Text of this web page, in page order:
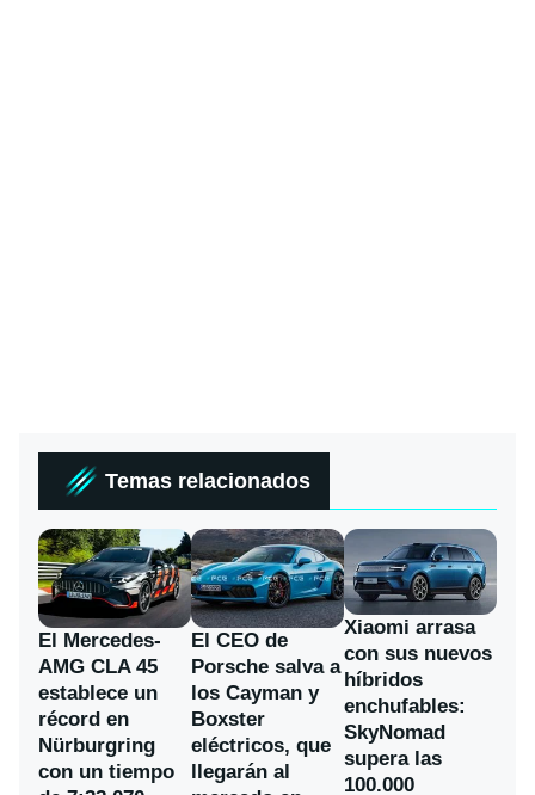
Temas relacionados
El Mercedes-
AMG CLA 45
establece un
récord en
Nürburgring
con un tiempo
El CEO de
Porsche salva a
los Cayman y
Boxster
eléctricos, que
llegarán al
Xiaomi arrasa
con sus nuevos
híbridos
enchufables:
SkyNomad
supera las
100.000